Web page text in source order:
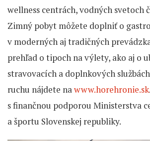
wellness centrách, vodných svetoch
Zimný pobyt môžete doplniť o
v moderných aj tradičných
prehľad o tipoch na výlety, ako aj o
stravovacích a doplnkových
ruchu nájdete nawww.horehronie.sk
s finančnou podporou Ministerstva
a športu Slovenskej republiky.